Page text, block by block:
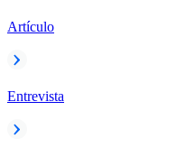
Artículo
Entrevista